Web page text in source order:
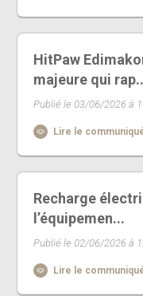
HitPaw
majeure qui
Publié le 03/06/2026 à
Lire le
Recharge
l’équipemen...
Publié le 02/06/2026 à
Lire le